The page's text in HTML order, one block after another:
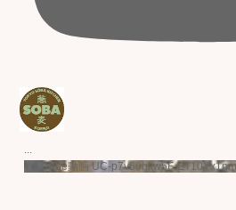
YouTube動画 UC-p7v60hkw5F-